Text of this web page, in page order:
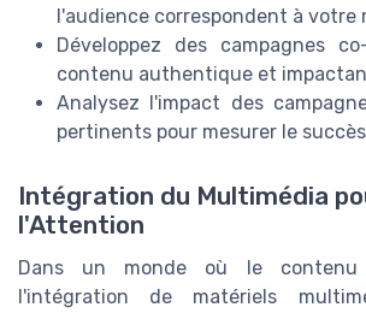
l'audience correspondent à votre
Développez des campagnes
contenu authentique et
Analysez l'impact des
pertinents pour mesurer le
Intégration du Multimédia
l'Attention
Dans un monde où le
l'intégration de matériels